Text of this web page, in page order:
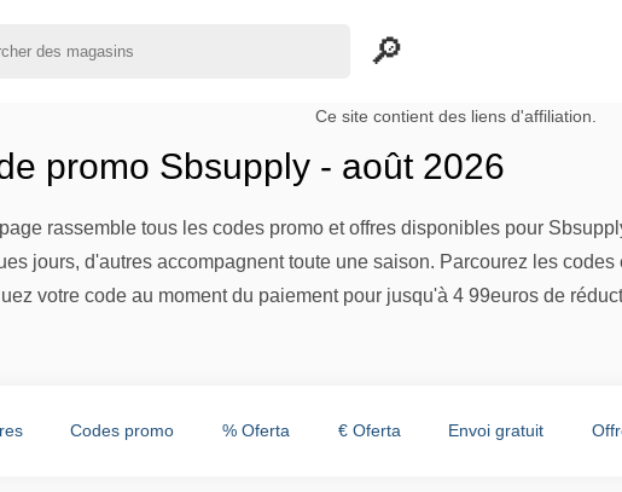
Ce site contient des liens d'affiliation.
promo Sbsupply - août 2026
rassemble tous les codes promo et offres disponibles pour
jours, d'autres accompagnent toute une saison. Parcourez les
votre code au moment du paiement pour jusqu'à 4 99euros de
Codes promo % Oferta € Oferta Envoi gratuit